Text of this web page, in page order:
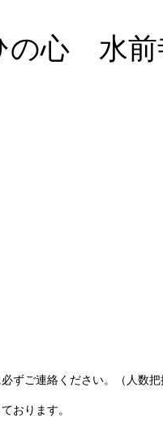
の心 水前
ずご連絡ください。（人数把
おります。